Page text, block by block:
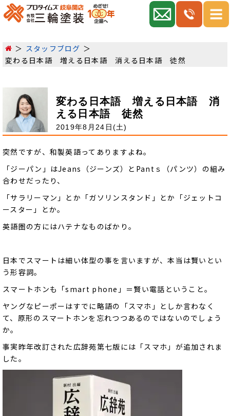
スタッフブログ
変わる日本語 増える日本語 消える日本語 徒然
変わる日本語 増える日本語 消
える日本語 徒然
2019年8月24日(土)
突然ですが、和製英語ってありますよね。
「ジーパン」はJeans（ジーンズ）とPantｓ（パンツ）の組み
合わせだったり、
「サラリーマン」とか「ガソリンスタンド」とか「ジェットコ
ースター」とか。
英語圏の方にはハテナなものばかり。
日本でスマートは細い体型の事を言いますが、本当は賢いとい
う形容詞。
スマートホンも「smart phone」＝賢い電話ということ。
ヤングなピーポーはすでに略語の「スマホ」としか言わなく
て、原形のスマートホンを忘れつつあるのではないのでしょう
か。
事実昨年改訂された広辞苑第七版には「スマホ」が追加されま
した。